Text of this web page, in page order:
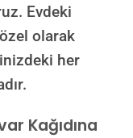
Evdeki
olarak
her
Kağıdına